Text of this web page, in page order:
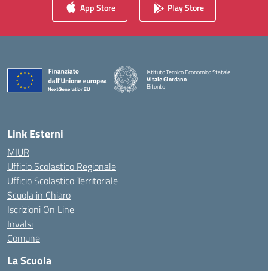
App Store Play Store
Istituto Tecnico Economico Statale
Vitale Giordano
Bitonto
Link Esterni
MIUR
Ufficio Scolastico Regionale
Ufficio Scolastico Territoriale
Scuola in Chiaro
Iscrizioni On Line
Invalsi
Comune
La Scuola